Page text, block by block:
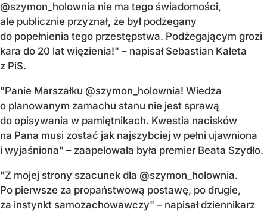
@szymon_holownia nie ma tego świadomości,
ale publicznie przyznał, że był podżegany
do popełnienia tego przestępstwa. Podżegającym grozi
kara do 20 lat więzienia!" – napisał Sebastian Kaleta
z PiS.
"Panie Marszałku @szymon_holownia! Wiedza
o planowanym zamachu stanu nie jest sprawą
do opisywania w pamiętnikach. Kwestia nacisków
na Pana musi zostać jak najszybciej w pełni ujawniona
i wyjaśniona" – zaapelowała była premier Beata Szydło.
"Z mojej strony szacunek dla @szymon_holownia.
Po pierwsze za propaństwową postawę, po drugie,
za instynkt samozachowawczy" – napisał dziennikarz